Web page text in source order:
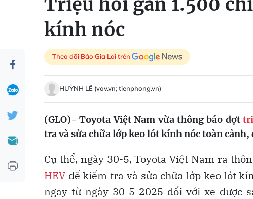
kính nóc
Theo dõi Báo Gia Lai trên
HUỲNH LÊ (vov.vn; tienphong.vn)
(GLO)- Toyota Việt Nam vừa thông báo đợt
tra và sửa chữa lớp keo lót kính nóc toàn
Cụ thể, ngày 30-5, Toyota Việt Nam ra
HEV để kiểm tra và sửa chữa lớp keo lót
ngay từ ngày 30-5-2025 đối với xe được